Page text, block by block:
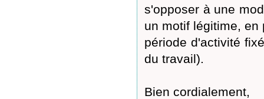
s'opposer à une
un motif légitime,
période d'activité
du travail).
Bien cordialement,